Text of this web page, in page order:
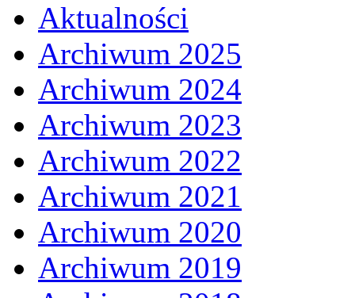
Aktualności
Archiwum 2025
Archiwum 2024
Archiwum 2023
Archiwum 2022
Archiwum 2021
Archiwum 2020
Archiwum 2019